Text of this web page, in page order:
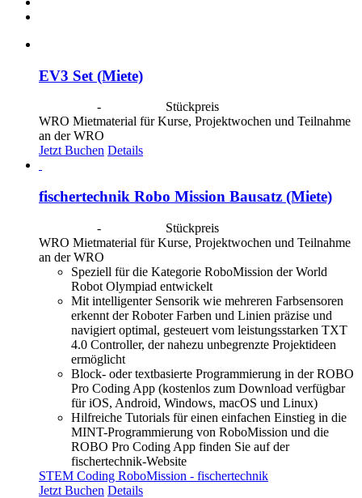
EV3 Set (Miete)
-
Stückpreis
WRO Mietmaterial für Kurse, Projektwochen und Teilnahme
an der WRO
Jetzt Buchen Details
fischertechnik Robo Mission Bausatz (Miete)
-
Stückpreis
WRO Mietmaterial für Kurse, Projektwochen und Teilnahme
an der WRO
Speziell für die Kategorie RoboMission der World
Robot Olympiad entwickelt
Mit intelligenter Sensorik wie mehreren Farbsensoren
erkennt der Roboter Farben und Linien präzise und
navigiert optimal, gesteuert vom leistungsstarken TXT
4.0 Controller, der nahezu unbegrenzte Projektideen
ermöglicht
Block- oder textbasierte Programmierung in der ROBO
Pro Coding App (kostenlos zum Download verfügbar
für iOS, Android, Windows, macOS und Linux)
Hilfreiche Tutorials für einen einfachen Einstieg in die
MINT-Programmierung von RoboMission und die
ROBO Pro Coding App finden Sie auf der
fischertechnik-Website
STEM Coding RoboMission - fischertechnik
Jetzt Buchen Details